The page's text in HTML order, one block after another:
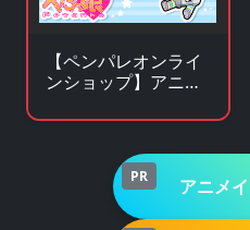
【ペンパレオンライ
ンショップ】アニ
ッズの通販サイト
PR アニメ